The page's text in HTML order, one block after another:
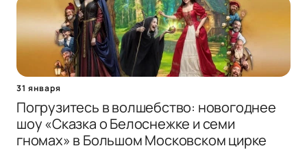
31 января
Погрузитесь в волшебство: новогоднее
шоу «Сказка о Белоснежке и семи
гномах» в Большом Московском цирке